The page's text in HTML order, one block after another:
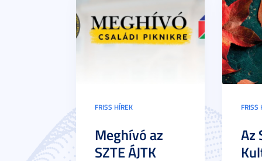
FRISS HÍREK
Meghívó az
SZTE ÁJTK
FRISS
Az